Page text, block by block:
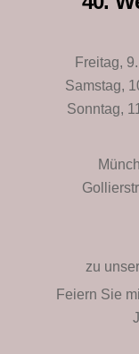
Freitag,
Samstag,
Sonntag,
zu
Feiern Sie